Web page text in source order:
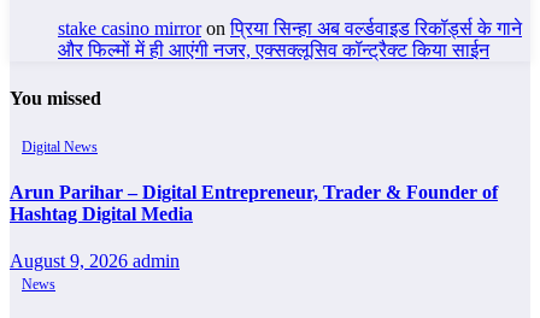
stake casino mirroronप्रिया सिन्हा अब वर्ल्डवाइड रिकॉर्ड्स के गाने
और फिल्मों में ही आएंगी नजर, एक्सक्लूसिव कॉन्ट्रैक्ट किया साईन
You missed
Digital News
Arun Parihar – Digital Entrepreneur, Trader & Founder of
Hashtag Digital Media
August 9, 2026 admin
News